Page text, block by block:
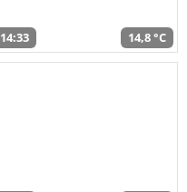
14:33 14,8 °C